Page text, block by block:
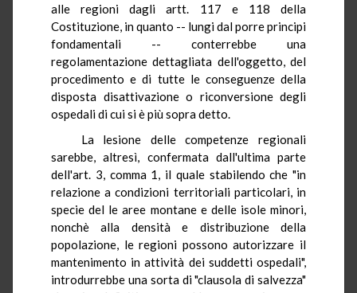
alle regioni dagli artt. 117 e 118 della
Costituzione, in quanto -- lungi dal porre principi
fondamentali -- conterrebbe una
regolamentazione dettagliata dell'oggetto, del
procedimento e di tutte le conseguenze della
disposta disattivazione o riconversione degli
ospedali di cui si è più sopra detto.
La lesione delle competenze regionali
sarebbe, altresì, confermata dall'ultima parte
dell'art. 3, comma 1, il quale stabilendo che "in
relazione a condizioni territoriali particolari, in
specie del le aree montane e delle isole minori,
nonchè alla densità e distribuzione della
popolazione, le regioni possono autorizzare il
mantenimento in attività dei suddetti ospedali",
introdurrebbe una sorta di "clausola di salvezza"